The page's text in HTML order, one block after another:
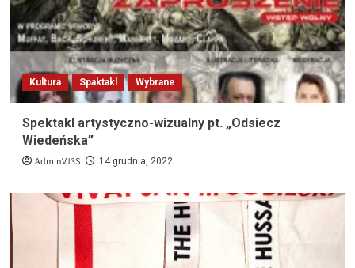
Kultura Spaktakl Wybrane
Spektakl artystyczno-wizualny pt. „Odsiecz
Wiedeńska”
AdminVJ3S 14 grudnia, 2022